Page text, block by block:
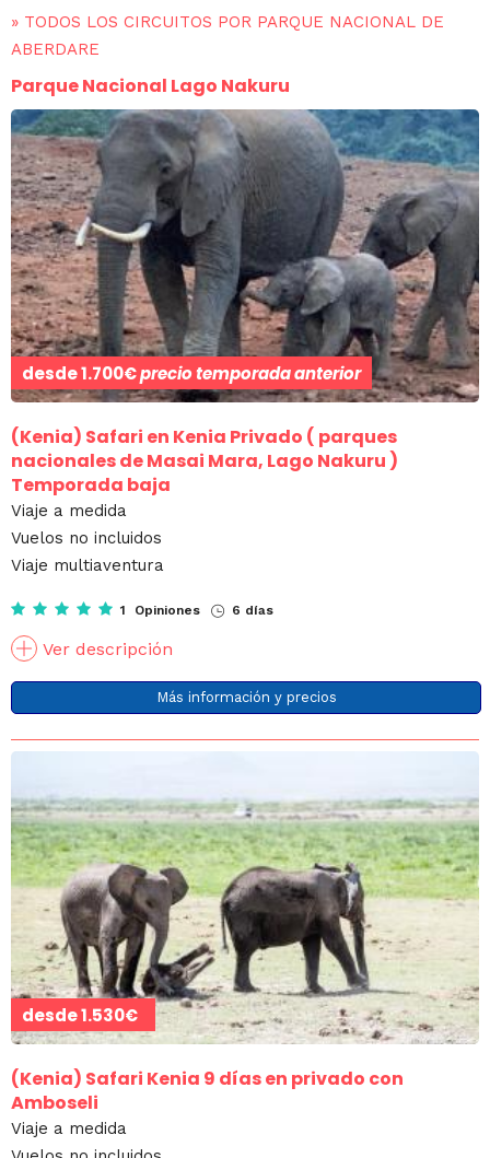
» TODOS LOS CIRCUITOS POR PARQUE NACIONAL DE
ABERDARE
Parque Nacional Lago Nakuru
desde1.700€precio temporada anterior
(Kenia) Safari en Kenia Privado ( parques
nacionales de Masai Mara, Lago Nakuru )
Temporada baja
Viaje a medida
Vuelos no incluidos
Viaje multiaventura
1 Opiniones 6 días
Ver descripción
Más información y precios
desde1.530€
(Kenia) Safari Kenia 9 días en privado con
Amboseli
Viaje a medida